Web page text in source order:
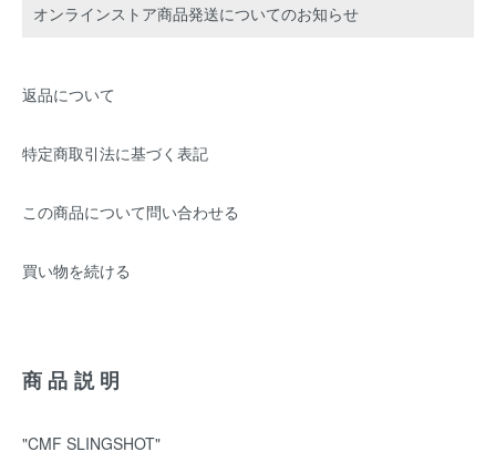
オンラインストア商品発送についてのお知らせ
返品について
特定商取引法に基づく表記
この商品について問い合わせる
買い物を続ける
商品説明
"CMF SLINGSHOT"